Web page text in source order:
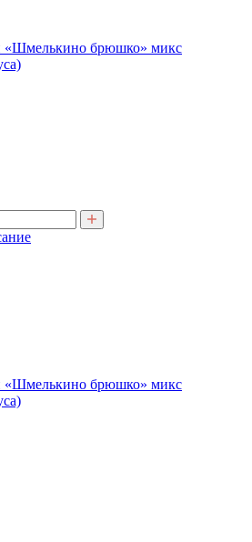
«Шмелькино брюшко» микс
«Шмелькино брюшко» микс